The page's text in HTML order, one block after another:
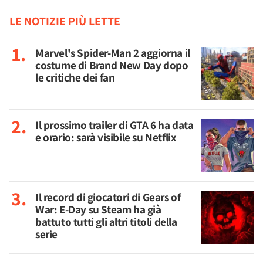
LE NOTIZIE PIÙ LETTE
Marvel's Spider-Man 2 aggiorna il
costume di Brand New Day dopo
le critiche dei fan
Il prossimo trailer di GTA 6 ha data
e orario: sarà visibile su Netflix
Il record di giocatori di Gears of
War: E-Day su Steam ha già
battuto tutti gli altri titoli della
serie